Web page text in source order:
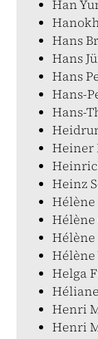
Han
Hans
Hans
Hans
Hans-
Hans-
Heiner
Heinz
Hélène
Hélène
Hélène
Hélène
Helga
Henri
Henri